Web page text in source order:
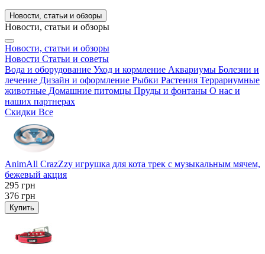
Новости, статьи и обзоры
Новости, статьи и обзоры
Новости, статьи и обзоры
Новости Статьи и советы
Вода и оборудование Уход и кормление Аквариумы Болезни и
лечение Дизайн и оформление Рыбки Растения Террариумные
животные Домашние питомцы Пруды и фонтаны О нас и
наших партнерах
Скидки Все
AnimAll CrazZzy игрушка для кота трек с музыкальным мячем,
бежевый акция
295 грн
376 грн
Купить